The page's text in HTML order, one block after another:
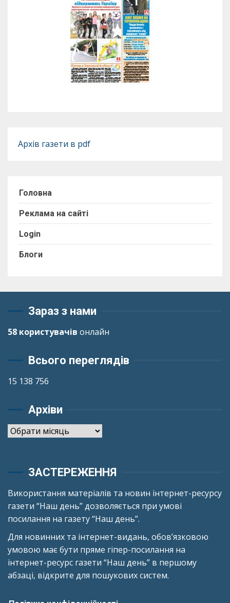
Архів газети в pdf
Головна
Реклама на сайті
Login
Блоги
Зараз з нами
58 користувачів онлайн
Всього переглядів
15 138 756
Архіви
Архіви
ЗАСТЕРЕЖЕННЯ
Використання матеріалів та новин інтернет-ресурсу
газети “Наш день” дозволяється при умові
посилання на газету “Наш день”.
Для новинних та інтернет-видань, обов’язковою
умовою має бути пряме гіпер-посилання на
інтернет-ресурс газети “Наш день” в першому
абзаці, відкрите для пошукових систем.